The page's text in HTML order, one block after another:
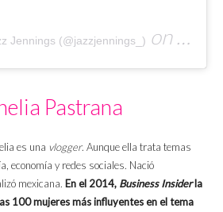
Jennings (@jazzjennings_) on Nov 12,
Pastrana
es una vlogger. Aunque ella trata temas
economía y redes sociales. Nació
mexicana. En el 2014, Business Insiderla
100 mujeres más influyentes en el tema